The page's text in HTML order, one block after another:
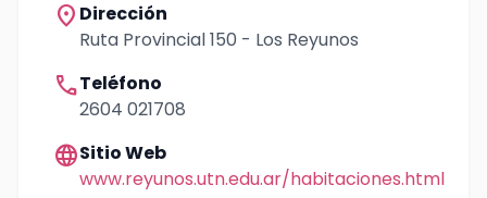
location_on Dirección
Ruta Provincial 150 - Los Reyunos
callTeléfono
2604 021708
languageSitio Web
www.reyunos.utn.edu.ar/habitaciones.html